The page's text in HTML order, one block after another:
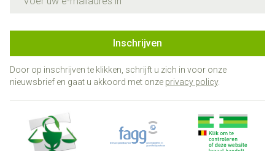
Inschrijven
Door op inschrijven te klikken, schrijft u zich in voor onze
nieuwsbrief en gaat u akkoord met onze privacy policy.